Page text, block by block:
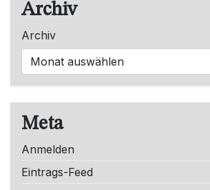
Archiv
Archiv
Meta
Anmelden
Eintrags-Feed